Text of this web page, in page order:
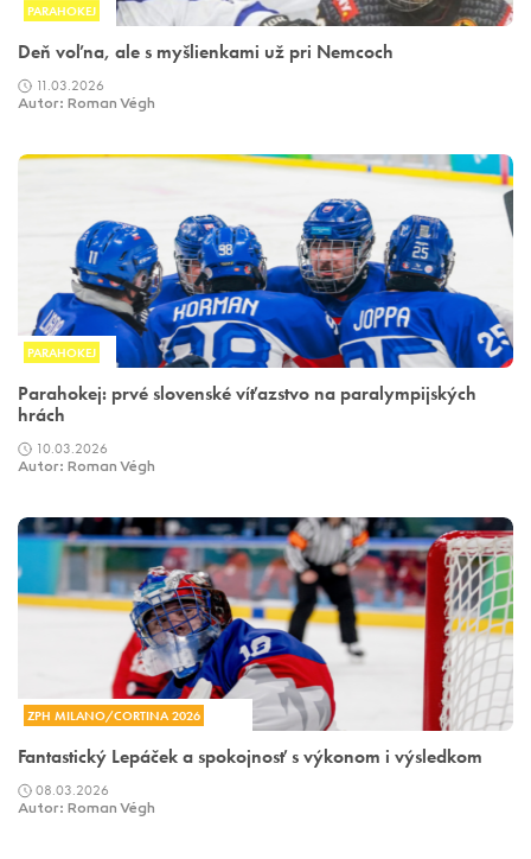
PARAHOKEJ
Deň voľna, ale s myšlienkami už pri Nemcoch
11.03.2026
Autor: Roman Végh
PARAHOKEJ
Parahokej: prvé slovenské víťazstvo na paralympijských
hrách
10.03.2026
Autor: Roman Végh
ZPH MILANO/CORTINA 2026
Fantastický Lepáček a spokojnosť s výkonom i výsledkom
08.03.2026
Autor: Roman Végh